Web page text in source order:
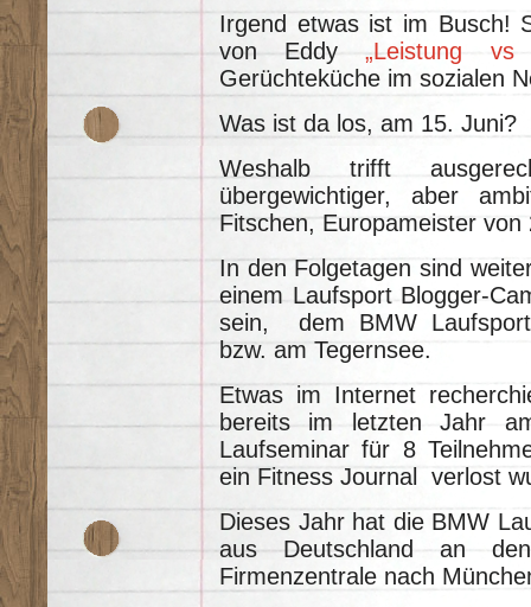
Irgend etwas ist im Busch!
von Eddy„Leistung vs
Gerüchteküche im sozialen
Was ist da los, am 15. Juni?
Weshalb trifft
übergewichtiger, aber
Fitschen, Europameister von
In den Folgetagen sind
einem Laufsport Blogger-
sein, dem BMW
bzw. am Tegernsee.
Etwas im Internet
bereits im letzten Jahr
Laufseminar für 8
ein Fitness Journal verlost
Dieses Jahr hat die BMW
aus Deutschland an
Firmenzentrale nach